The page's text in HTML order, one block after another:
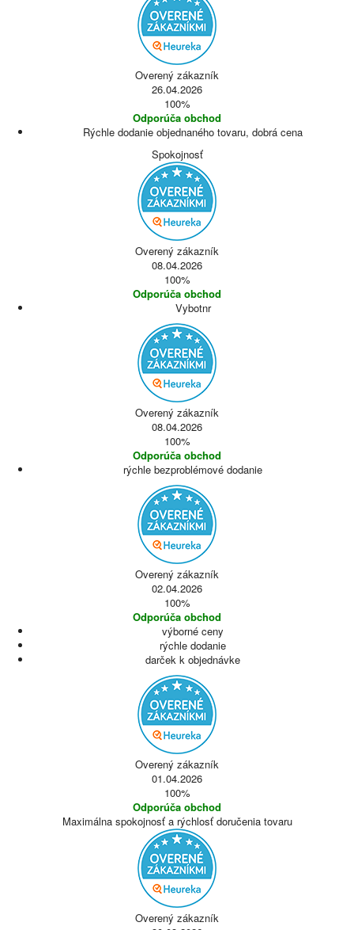
Overený zákazník
26.04.2026
100%
Odporúča obchod
Rýchle dodanie objednaného tovaru, dobrá cena
Spokojnosť
Overený zákazník
08.04.2026
100%
Odporúča obchod
Vybotnr
Overený zákazník
08.04.2026
100%
Odporúča obchod
rýchle bezproblémové dodanie
Overený zákazník
02.04.2026
100%
Odporúča obchod
výborné ceny
rýchle dodanie
darček k objednávke
Overený zákazník
01.04.2026
100%
Odporúča obchod
Maximálna spokojnosť a rýchlosť doručenia tovaru
Overený zákazník